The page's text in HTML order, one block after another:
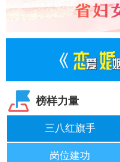
榜样力量
三八红旗手
岗位建功